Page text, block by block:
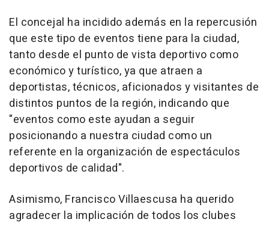
El concejal ha incidido además en la repercusión
que este tipo de eventos tiene para la ciudad,
tanto desde el punto de vista deportivo como
económico y turístico, ya que atraen a
deportistas, técnicos, aficionados y visitantes de
distintos puntos de la región, indicando que
"eventos como este ayudan a seguir
posicionando a nuestra ciudad como un
referente en la organización de espectáculos
deportivos de calidad".
Asimismo, Francisco Villaescusa ha querido
agradecer la implicación de todos los clubes